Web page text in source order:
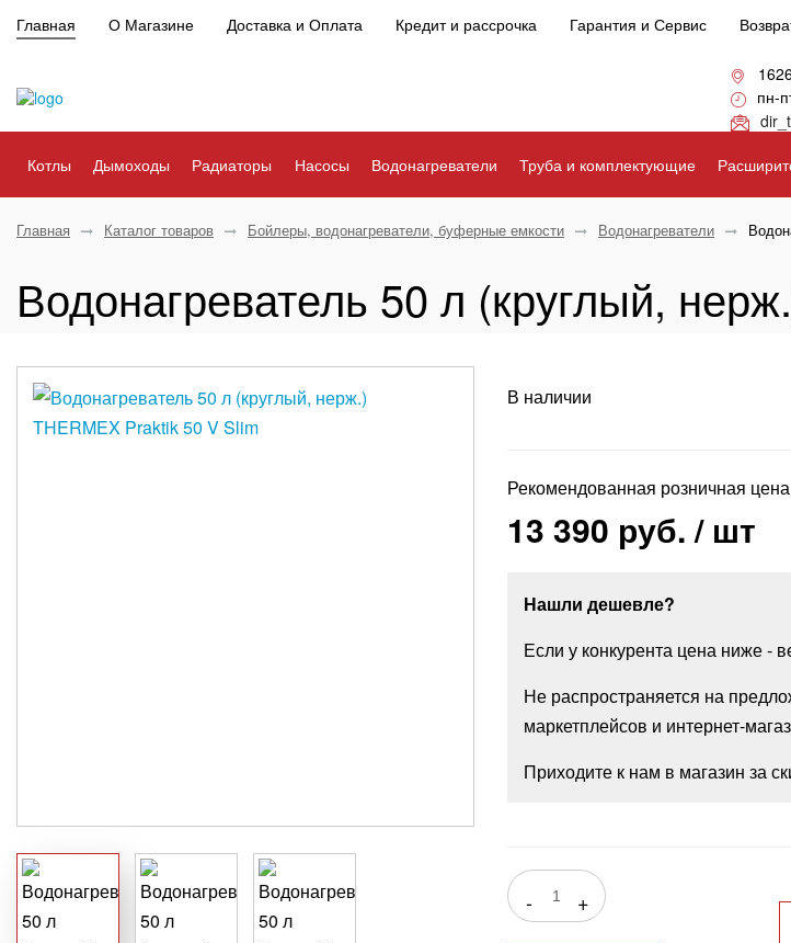
Главная О Магазине Доставка и Оплата Кредит и рассрочка Гарантия и Сервис
пн-
Котлы Дымоходы Радиаторы Насосы Водонагреватели Труба и комплектующие
Главная Каталог товаров Бойлеры, водонагреватели, буферные емкости Водонагреватели
Водонагреватель 50 л (круглый,
В наличии
Рекомендованная розничная
13 390 руб./ шт
Нашли дешевле?
Если у конкурента цена ниже -
Не распространяется на
маркетплейсов и интернет-
Приходите к нам в магазин за
- +